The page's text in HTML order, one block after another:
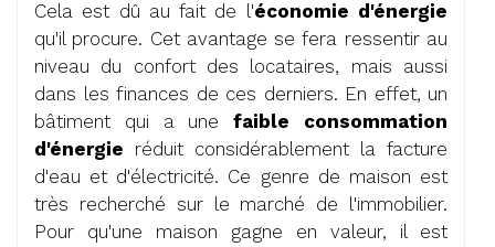
Cela est dû au fait de l'économie d'énergie
qu'il procure. Cet avantage se fera ressentir au
niveau du confort des locataires, mais aussi
dans les finances de ces derniers. En effet, un
bâtiment qui a unefaible consommation
d'énergie réduit considérablement la facture
d'eau et d'électricité. Ce genre de maison est
très recherché sur le marché de l'immobilier.
Pour qu'une maison gagne en valeur, il est